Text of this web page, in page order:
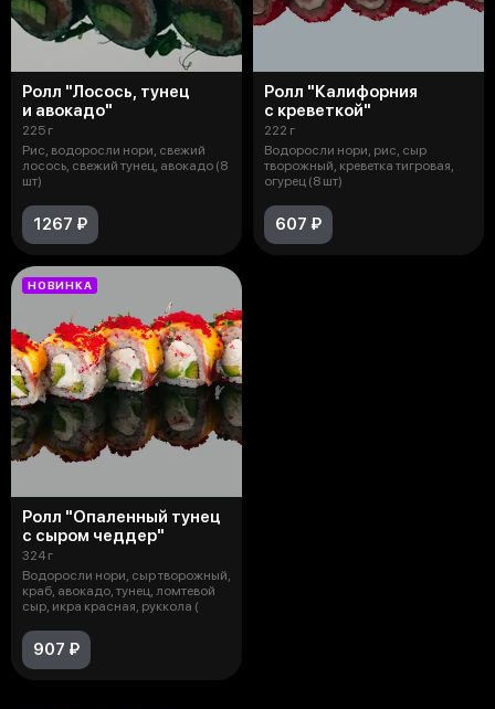
Ролл "Лосось, тунец
и авокадо"
225 г
Рис, водоросли нори, свежий
лосось, свежий тунец, авокадо (8
шт)
1267 ₽
Ролл "Калифорния
с креветкой"
222 г
Водоросли нори, рис, сыр
творожный, креветка тигровая,
огурец (8 шт)
607 ₽
НОВИНКА
Ролл "Опаленный тунец
с сыром чеддер"
324 г
Водоросли нори, сыр творожный,
краб, авокадо, тунец, ломтевой
сыр, икра красная, руккола (
907 ₽